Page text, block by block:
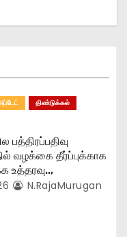
திண்டுக்கல்
பத்திரப்பதிவு
வழக்கை தீர்ப்புக்காக
உத்தரவு..,
N.RajaMurugan